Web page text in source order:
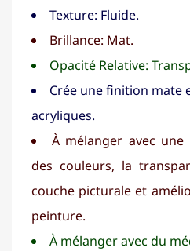
Texture: Fluide.
Brillance: Mat.
Opacité Relative:
Crée une finition mate
acryliques.
À mélanger avec
des couleurs, la
couche picturale et
peinture.
À mélanger avec du